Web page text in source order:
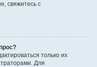
свяжитесь с
только их
Для